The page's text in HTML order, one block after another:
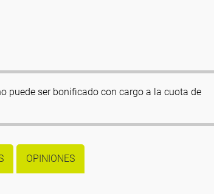
puede ser bonificado con cargo a la cuota de
OPINIONES